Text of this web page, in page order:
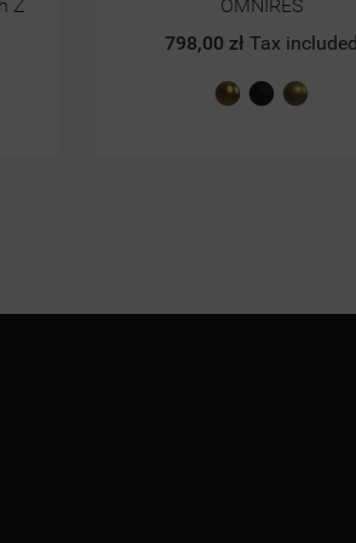
1.299,00 złTax included